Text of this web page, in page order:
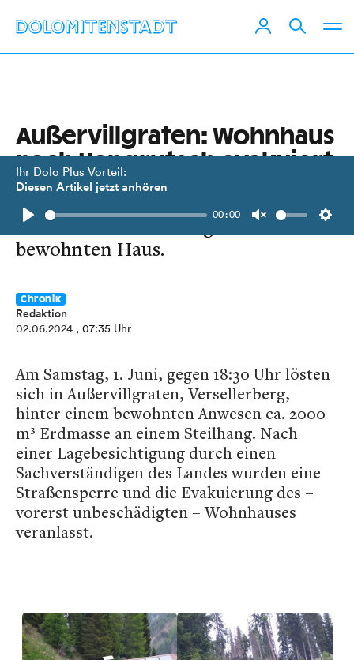
Ihr Dolo Plus Vorteil:
Diesen Artikel jetzt anhören
Play
00:00
Unmute
Außervillgraten: Wohnhaus
nach Hangrutsch evakuiert
Aufgrund der starken Regenfälle
löste sich ein Steilhang hinter einem
bewohnten Haus.
Chronik
Redaktion
02.06.2024 , 07:35 Uhr
Am Samstag, 1. Juni, gegen 18:30 Uhr lösten
sich in Außervillgraten, Versellerberg,
hinter einem bewohnten Anwesen ca. 2000
m³ Erdmasse an einem Steilhang. Nach
einer Lagebesichtigung durch einen
Sachverständigen des Landes wurden eine
Straßensperre und die Evakuierung des –
vorerst unbeschädigten – Wohnhauses
veranlasst.